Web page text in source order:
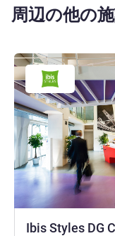
周辺の他の
Ibis Styles DG